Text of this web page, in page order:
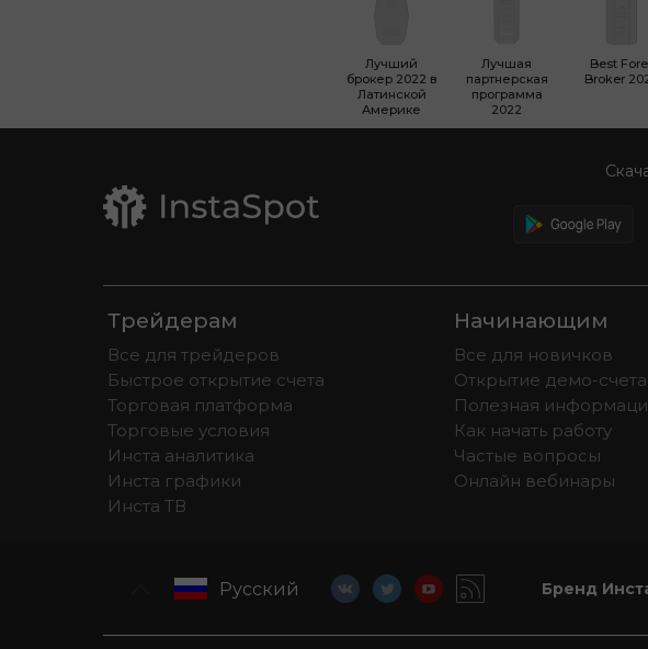
Лучший
брокер 2022 в
Латинской
Америке
Лучшая
партнерская
программа
2022
Best
Broker
Трейдерам
Все для трейдеров
Быстрое открытие счета
Торговая платформа
Торговые условия
Инста аналитика
Инста графики
Инста ТВ
Начинающим
Все для новичков
Открытие демо-счета
Полезная
Как начать работу
Частые вопросы
Онлайн вебинары
Русский Бренд